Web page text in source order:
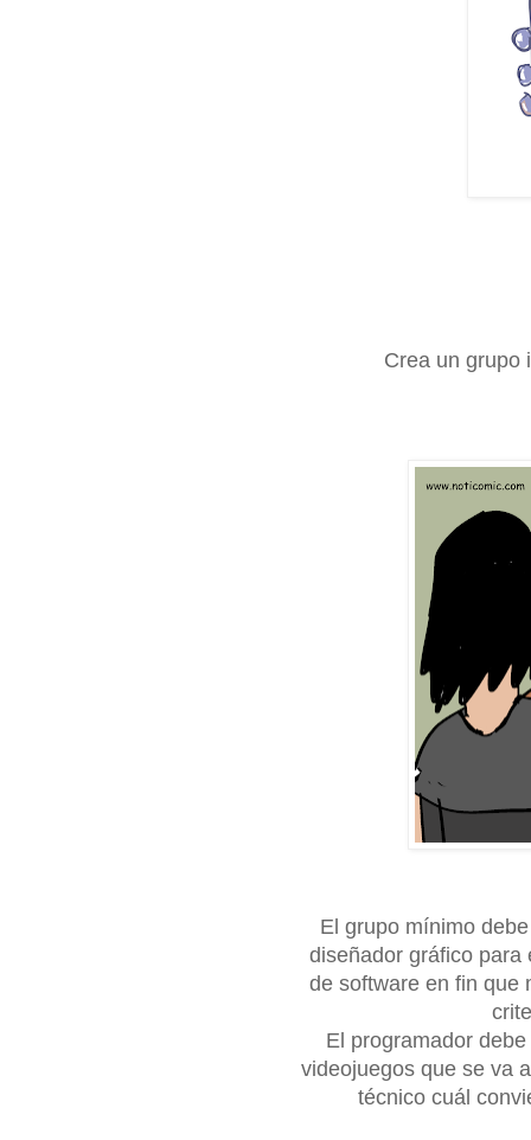
Crea un grupo
El grupo mínimo
diseñador gráfico para
de software en fin que
El programador
videojuegos que se va
técnico cuál